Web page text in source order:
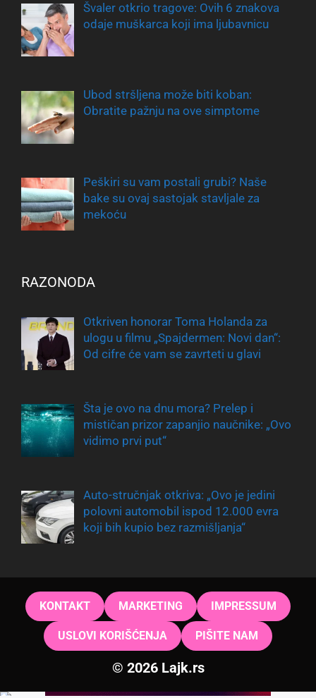
Švaler otkrio tragove: Ovih 6 znakova
odaje muškarca koji ima ljubavnicu
Ubod stršljena može biti koban:
Obratite pažnju na ove simptome
Peškiri su vam postali grubi? Naše
bake su ovaj sastojak stavljale za
mekoću
RAZONODA
Otkriven honorar Toma Holanda za
ulogu u filmu „Spajdermen: Novi dan“:
Od cifre će vam se zavrteti u glavi
Šta je ovo na dnu mora? Prelep i
mističan prizor zapanjio naučnike: „Ovo
vidimo prvi put“
Auto-stručnjak otkriva: „Ovo je jedini
polovni automobil ispod 12.000 evra
koji bih kupio bez razmišljanja“
KONTAKT MARKETING IMPRESSUM
USLOVI KORIŠĆENJA PIŠITE NAM
© 2026 Lajk.rs